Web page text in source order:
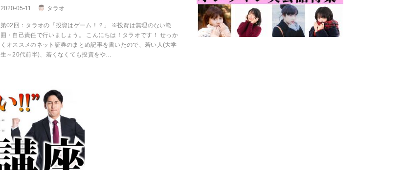
2020-05-11 タラオ
第02回：タラオの「投資はゲーム！？」 ※投資は無理のない範
囲・自己責任で行いましょう。 こんにちは！タラオです！ せっか
くオススメのネット証券のまとめ記事を書いたので、若い人(大学
生～20代前半)、若くなくても投資をや…